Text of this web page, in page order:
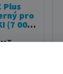
Plus
pro
(7 000